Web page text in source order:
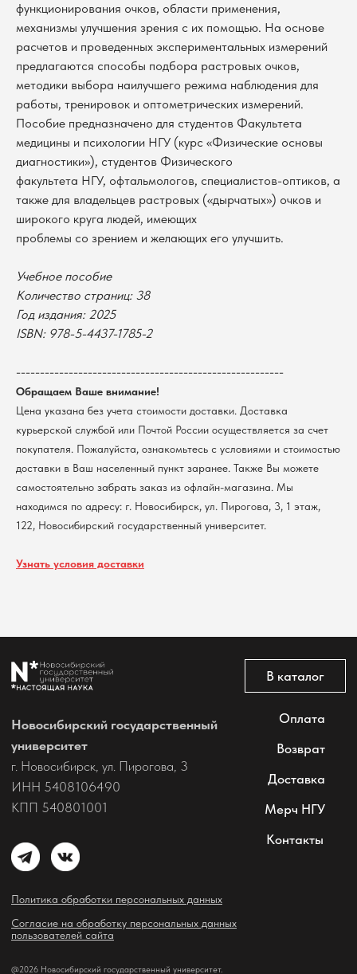
функционирования очков, области применения,
механизмы улучшения зрения с их помощью. На основе
расчетов и проведенных экспериментальных измерений
предлагаются способы подбора растровых очков,
методики выбора наилучшего режима наблюдения для
работы, тренировок и оптометрических измерений.
Пособие предназначено для студентов Факультета
медицины и психологии НГУ (курс «Физические основы
диагностики»), студентов Физического
факультета НГУ, офтальмологов, специалистов-оптиков, а
также для владельцев растровых («дырчатых») очков и
широкого круга людей, имеющих
проблемы со зрением и желающих его улучшить.
Учебное пособие
Количество страниц: 38
Год издания: 2025
ISBN: 978-5-4437-1785-2
--------------------------------------------------------
Обращаем Ваше внимание!
Цена указана без учета стоимости доставки. Доставка
курьерской службой или Почтой России осуществляется за счет
покупателя. Пожалуйста, ознакомьтесь с условиями и стоимостью
доставки в Ваш населенный пункт заранее. Также Вы можете
самостоятельно забрать заказ из офлайн-магазина. Мы
находимся по адресу: г. Новосибирск, ул. Пирогова, 3, 1 этаж,
122, Новосибирский государственный университет.
Узнать условия доставки
Все права защищены
Политика обработки персональных данных
Согласие на обработку персональных данных
пользователей сайта
университет
г. Новосибирск, ул. Пирогова, 3
ИНН 5408106490